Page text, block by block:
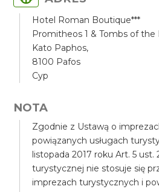
Hotel Roman Boutique***
Promitheos 1 & Tombs of the
Kato Paphos,
8100 Pafos
Cyp
NOTA
Zgodnie z Ustawą o
powiązanych usługach
listopada 2017 roku Art. 5 ust.
turystycznej nie stosuje się
imprezach turystycznych i